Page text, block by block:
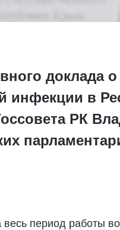
доклада
инфекции в
РК
период работы